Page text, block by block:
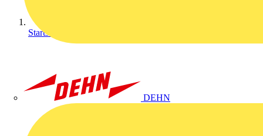
DEHN
Startseite